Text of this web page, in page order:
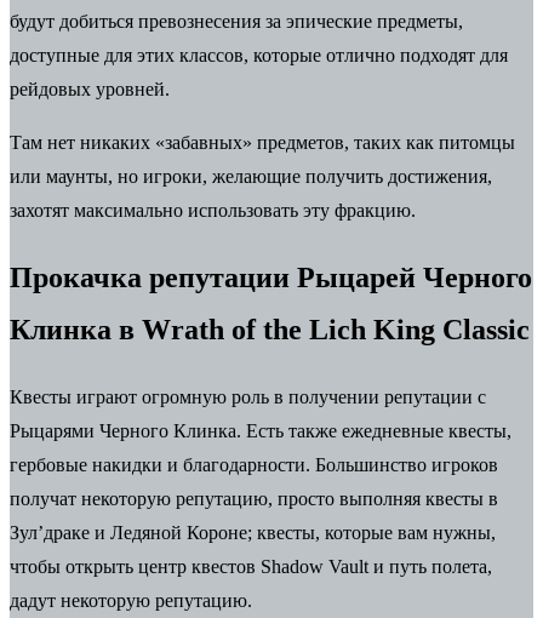
будут добиться превознесения за эпические предметы,
доступные для этих классов, которые отлично подходят для
рейдовых уровней.
Там нет никаких «забавных» предметов, таких как питомцы
или маунты, но игроки, желающие получить достижения,
захотят максимально использовать эту фракцию.
Прокачка репутации Рыцарей Черного
Клинка в Wrath of the Lich King Classic
Квесты играют огромную роль в получении репутации с
Рыцарями Черного Клинка. Есть также ежедневные квесты,
гербовые накидки и благодарности. Большинство игроков
получат некоторую репутацию, просто выполняя квесты в
Зул’драке и Ледяной Короне; квесты, которые вам нужны,
чтобы открыть центр квестов Shadow Vault и путь полета,
дадут некоторую репутацию.